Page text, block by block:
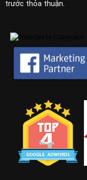
trước thỏa thuận.